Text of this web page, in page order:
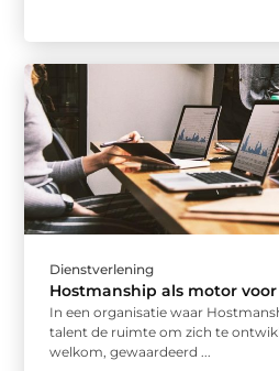
Dienstverlening
Hostmanship als motor
In een organisatie waar
talent de ruimte om zich te
welkom, gewaardeerd ...